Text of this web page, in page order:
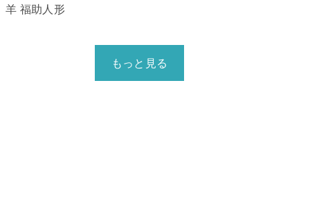
羊 福助人形
もっと見る